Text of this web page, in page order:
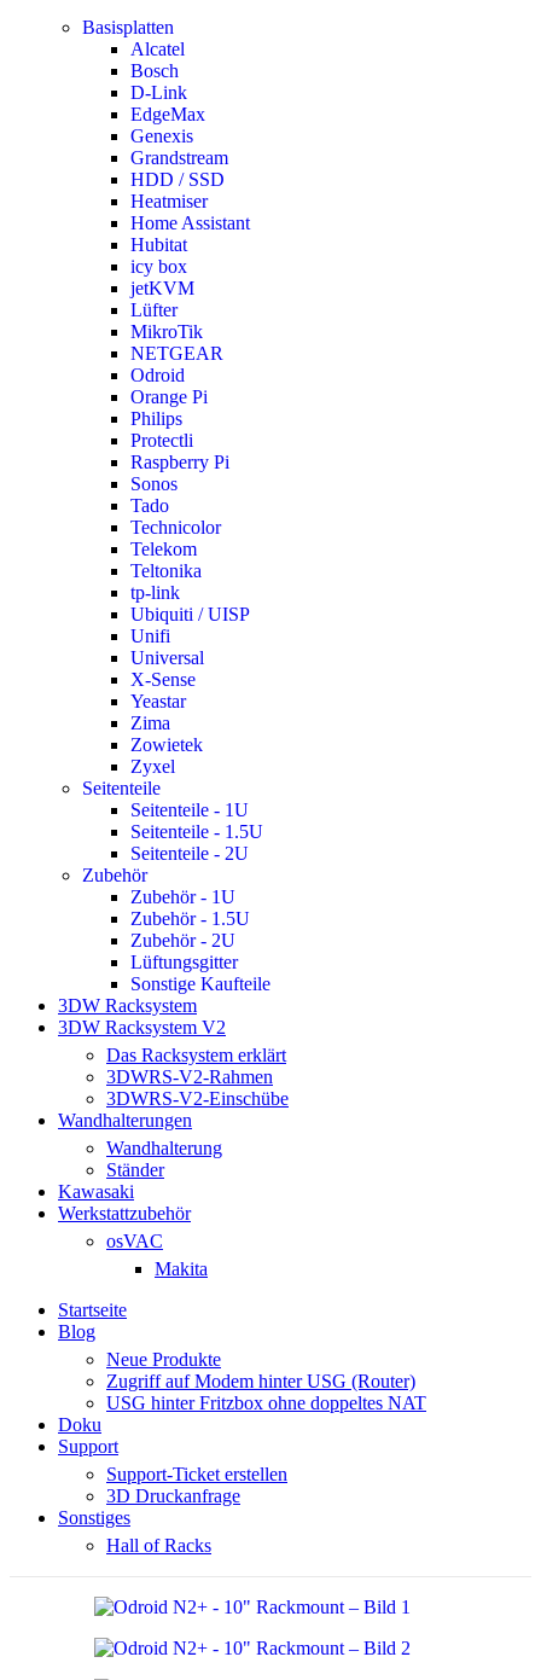
Basisplatten
Alcatel
Bosch
D-Link
EdgeMax
Genexis
Grandstream
HDD / SSD
Heatmiser
Home Assistant
Hubitat
icy box
jetKVM
Lüfter
MikroTik
NETGEAR
Odroid
Orange Pi
Philips
Protectli
Raspberry Pi
Sonos
Tado
Technicolor
Telekom
Teltonika
tp-link
Ubiquiti / UISP
Unifi
Universal
X-Sense
Yeastar
Zima
Zowietek
Zyxel
Seitenteile
Seitenteile - 1U
Seitenteile - 1.5U
Seitenteile - 2U
Zubehör
Zubehör - 1U
Zubehör - 1.5U
Zubehör - 2U
Lüftungsgitter
Sonstige Kaufteile
3DW Racksystem
3DW Racksystem V2
Das Racksystem erklärt
3DWRS-V2-Rahmen
3DWRS-V2-Einschübe
Wandhalterungen
Wandhalterung
Ständer
Kawasaki
Werkstattzubehör
osVAC
Makita
Startseite
Blog
Neue Produkte
Zugriff auf Modem hinter USG (Router)
USG hinter Fritzbox ohne doppeltes NAT
Doku
Support
Support-Ticket erstellen
3D Druckanfrage
Sonstiges
Hall of Racks